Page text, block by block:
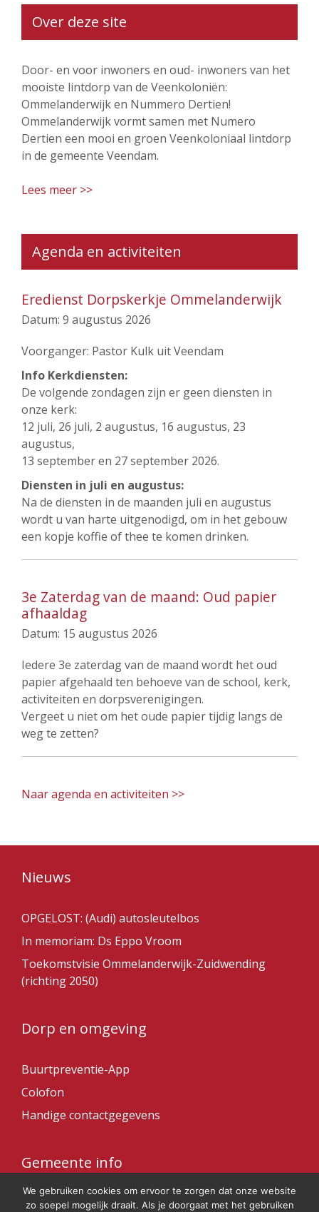
Over deze site
Door- en voor inwoners en oud- inwoners van het
mooiste lintdorp van de Veenkoloniën:
Ommelanderwijk en Nummero Dertien!
Ommelanderwijk vormt samen met Numero
Dertien een mooi en groen Veenkoloniaal lintdorp
in de gemeente Veendam.
Lees meer >>
Agenda en activiteiten
Eredienst Dorpskerkje Ommelanderwijk
Datum: 9 augustus 2026
Voorganger: Pastor Kulk uit Veendam
Info Kerkdiensten:
De volgende zondagen zijn er geen diensten in
onze kerk:
12 juli, 26 juli, 2 augustus, 16 augustus, 23
augustus,
13 september en 27 september 2026.
Diensten in juli en augustus:
Na de diensten in de maanden juli en augustus
wordt u van harte uitgenodigd, om in het gebouw
een kopje koffie of thee te komen drinken.
3e Zaterdag van de maand: Oud papier
afhaaldag
Datum: 15 augustus 2026
Iedere 3e zaterdag van de maand wordt het oud
papier afgehaald ten behoeve van de school, kerk,
activiteiten en dorpsverenigingen.
Vergeet u niet om het oude papier tijdig langs de
weg te zetten?
Naar agenda en activiteiten >>
Nieuws
OPGELOST: (Audi) autosleutelbos
In memoriam: Ds Eppo Vroom
Toekomstvisie Ommelanderwijk-Zuidwending
(richting 2050)
Dorp en omgeving
Buurtpreventie-App
Colofon
Handige contactgegevens
Gemeente info
Gemeente Veendam
We gebruiken cookies om ervoor te zorgen dat onze website
zo soepel mogelijk draait. Als je doorgaat met het gebruiken